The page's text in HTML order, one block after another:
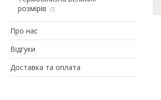
розмірів
2
Про нас
Відгуки
Доставка та оплата